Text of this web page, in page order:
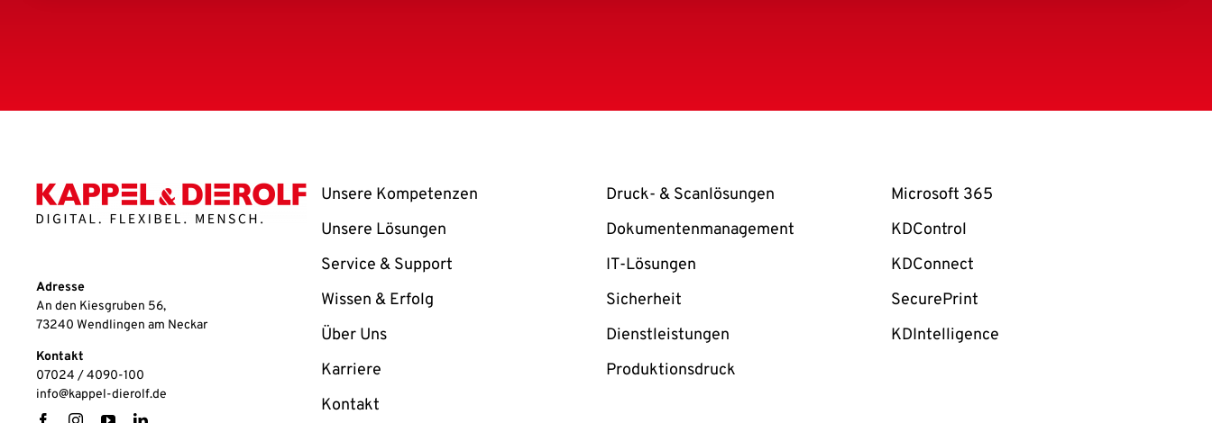
Adresse
An den Kiesgruben 56,
73240 Wendlingen am Neckar
Kontakt
07024 / 4090-100
info@kappel-dierolf.de
Unsere Kompetenzen
Unsere Lösungen
Service & Support
Wissen & Erfolg
Über Uns
Karriere
Kontakt
Druck- & Scanlösungen
Dokumentenmanagement
IT-Lösungen
Sicherheit
Dienstleistungen
Produktionsdruck
Microsoft 365
KDControl
KDConnect
SecurePrint
KDIntelligence